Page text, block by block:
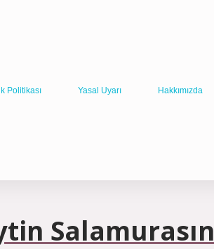
Politikası Yasal Uyarı Hakkımızda